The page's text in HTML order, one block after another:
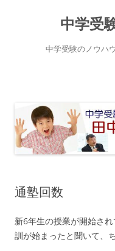
中学受
中学受験のノウハ
通塾回数
新6年生の授業が開始さ
訓が始まったと聞いて、